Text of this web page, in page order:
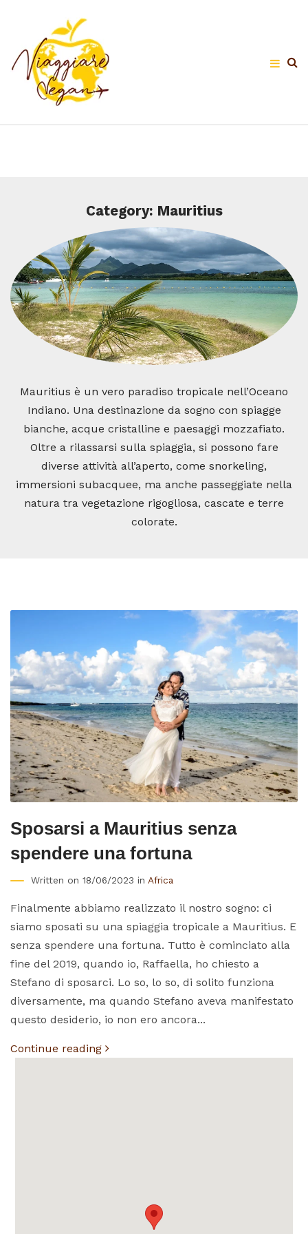
Category: Mauritius
Mauritius è un vero paradiso tropicale nell’Oceano
Indiano. Una destinazione da sogno con spiagge
bianche, acque cristalline e paesaggi mozzafiato.
Oltre a rilassarsi sulla spiaggia, si possono fare
diverse attività all’aperto, come snorkeling,
immersioni subacquee, ma anche passeggiate nella
natura tra vegetazione rigogliosa, cascate e terre
colorate.
Sposarsi a Mauritius senza
spendere una fortuna
Written on 18/06/2023 in Africa
Finalmente abbiamo realizzato il nostro sogno: ci
siamo sposati su una spiaggia tropicale a Mauritius. E
senza spendere una fortuna. Tutto è cominciato alla
fine del 2019, quando io, Raffaella, ho chiesto a
Stefano di sposarci. Lo so, lo so, di solito funziona
diversamente, ma quando Stefano aveva manifestato
questo desiderio, io non ero ancora...
Continue reading